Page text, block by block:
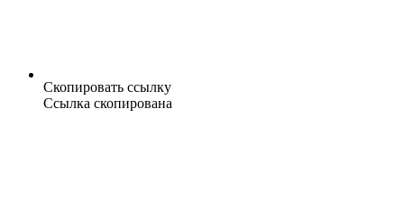
Скопировать ссылку
Ссылка скопирована